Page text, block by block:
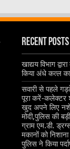
Recent Posts
खाद्यय विभाग
किया अंधे कत्ल
सवारी से पहले
पूरा करें-कलेक्टर
खुद अपने लिए नशे
मोदी,पुलिस की
ग्राम एम.डी.
मकानों को
पुलिस ने किया